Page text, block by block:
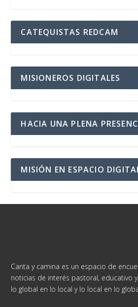
CATEQUISTAS REDCAM
MISIONEROS DIGITALES
HACIA UNA PLENA
MISIÓN EN ESPACIO
Canta y camina es un espacio de
noticias de interés pastoral, educativo
lo global en lo local y lo local en lo